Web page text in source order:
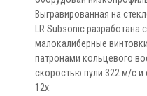
Выгравированная на
LR Subsonic разработана
малокалиберные
патронами кольцевого
скоростью пули 322 м/с и
12х.